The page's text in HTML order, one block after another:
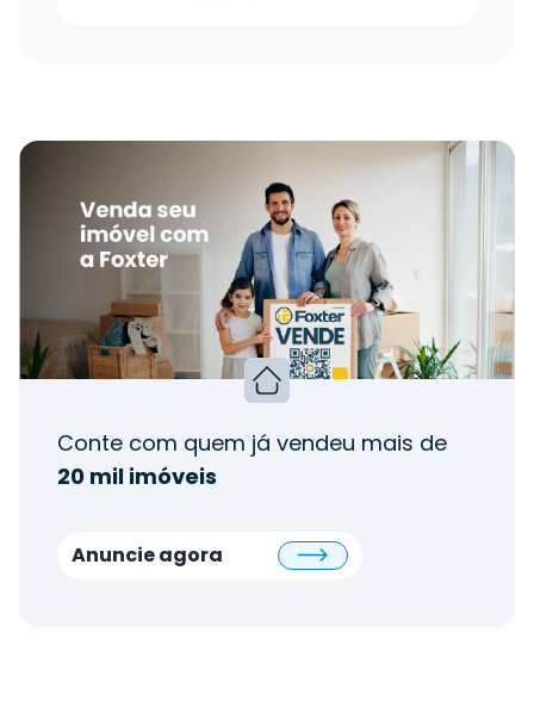
Conte com quem já vendeu mais de
20 mil imóveis
Anuncie agora